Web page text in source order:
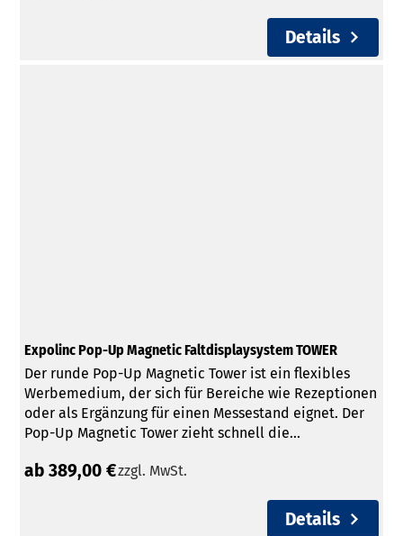
Details
Expolinc Pop-Up Magnetic Faltdisplaysystem TOWER
Der runde Pop-Up Magnetic Tower ist ein flexibles
Werbemedium, der sich für Bereiche wie Rezeptionen
oder als Ergänzung für einen Messestand eignet. Der
Pop-Up Magnetic Tower zieht schnell die...
ab 389,00 €zzgl. MwSt.
Details